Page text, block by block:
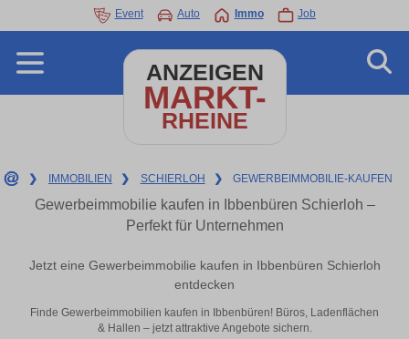
Event Auto Immo Job
ANZEIGEN
MARKT-
RHEINE
❯ IMMOBILIEN ❯ SCHIERLOH ❯ GEWERBEIMMOBILIE-KAUFEN
Gewerbeimmobilie kaufen in Ibbenbüren Schierloh –
Perfekt für Unternehmen
Jetzt eine Gewerbeimmobilie kaufen in Ibbenbüren Schierloh
entdecken
Finde Gewerbeimmobilien kaufen in Ibbenbüren! Büros, Ladenflächen
& Hallen – jetzt attraktive Angebote sichern.